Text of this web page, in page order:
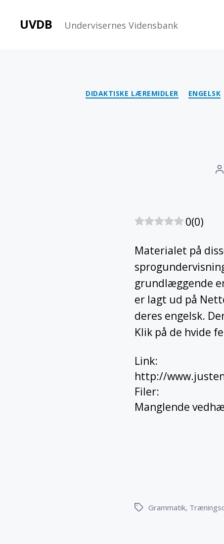
UVDB Undervisernes Vidensbank
DIDAKTISKE LÆREMIDLER ENGELSK
0(0)
Materialet på
grundlæggende
er lagt ud på
deres engelsk.
Klik på de hvide
Link:
http://
Filer:
Manglende
TagsGrammatik,